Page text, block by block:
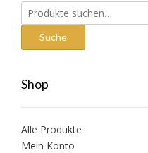
Suche
nach:
Suche
Shop
Alle Produkte
Mein Konto